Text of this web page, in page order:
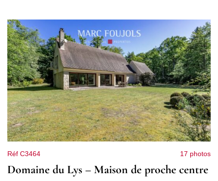
Réf C3464 17 photos
Domaine du Lys – Maison de proche centre